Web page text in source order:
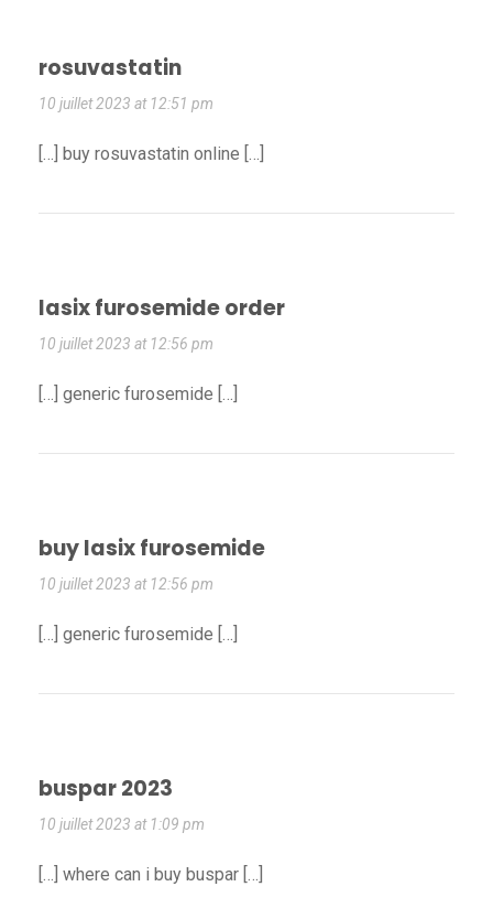
rosuvastatin
10 juillet 2023 at 12:51 pm
[…] buy rosuvastatin online […]
lasix furosemide order
10 juillet 2023 at 12:56 pm
[…] generic furosemide […]
buy lasix furosemide
10 juillet 2023 at 12:56 pm
[…] generic furosemide […]
buspar 2023
10 juillet 2023 at 1:09 pm
[…] where can i buy buspar […]